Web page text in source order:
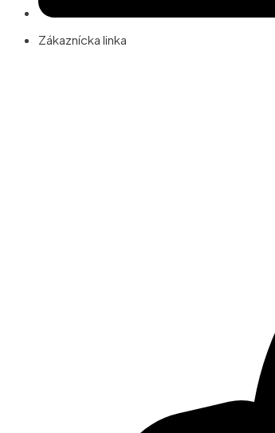
Zákaznícka linka